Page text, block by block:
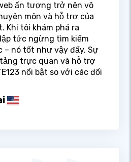
ấn tượng trở nên vô
môn và hỗ trợ của
Khi tôi khám phá ra
tức ngừng tìm kiếm
– nó tốt như vậy đấy. Sự
trực quan và hỗ trợ
nổi bật so với các đối